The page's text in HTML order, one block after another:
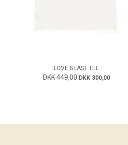
LOVE BEAST TEE
DKK 449,00 DKK 300,00